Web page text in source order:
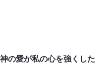
を買い、その支払いを
はお金に困っていると
求めることすらありま
乗せるためにも、私は
神の愛が私の心を強くした